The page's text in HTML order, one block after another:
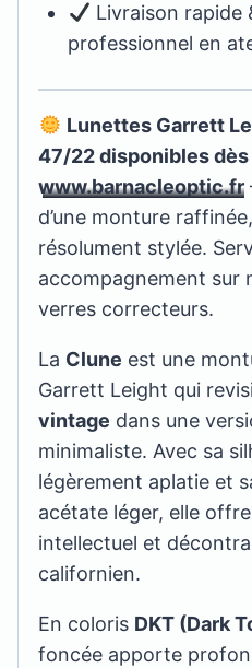
Livraison rapide
professionnel en
Lunettes Garrett
47/22 disponibles
www.barnacleoptic.fr
d’une monture
résolument stylée.
accompagnement sur
verres correcteurs.
La Clune est une
Garrett Leight qui
vintage dans une
minimaliste. Avec sa
légèrement aplatie et
acétate léger, elle
intellectuel et
californien.
En coloris DKT (Dark
foncée apporte